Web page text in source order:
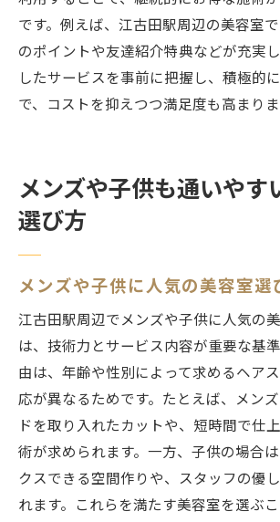
です。例えば、江古田駅周辺の美容室
のポイントや友達紹介特典などが充実
したサービスを事前に把握し、積極的
で、コストを抑えつつ満足度も高まりま
メンズや子供も通いやす
選び方
メンズや子供に人気の美容室選
江古田駅周辺でメンズや子供に人気の
は、技術力とサービス内容が重要な基
由は、年齢や性別によって求めるヘア
応が異なるためです。たとえば、メン
ドを取り入れたカットや、短時間で仕
術が求められます。一方、子供の場合
クスできる空間作りや、スタッフの優
れます。これらを満たす美容室を選ぶ